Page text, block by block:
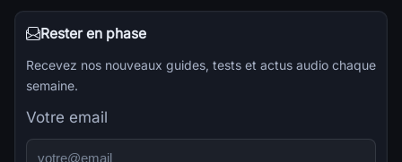
Rester en phase
Recevez nos nouveaux guides, tests et actus audio chaque
semaine.
Votre email